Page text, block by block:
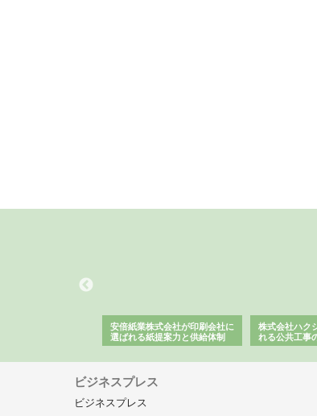
安倍紙業株式会社が印刷会社に
選ばれる紙提案力と供給体制
株式会社ハク
れる公共工事
ビジネスプレス
ビジネスプレス